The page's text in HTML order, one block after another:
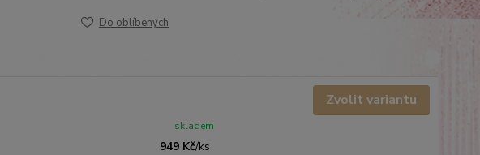
Do oblíbených
949 Kč/ks
skladem
Zvolit variantu